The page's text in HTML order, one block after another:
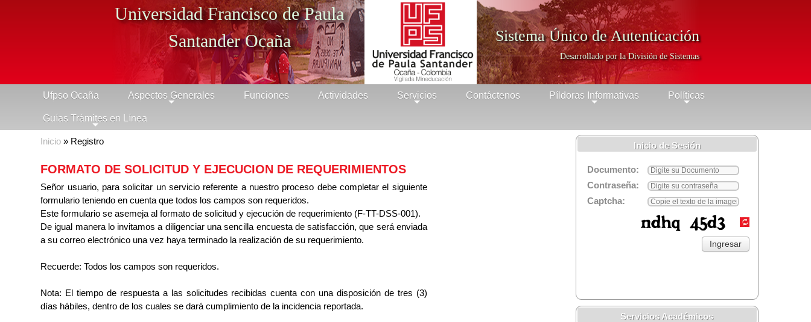
Universidad Francisco de Paula
Santander Ocaña
Sistema Único de Autenticación
Desarrollado por la División de Sistemas
Ufpso Ocaña
Aspectos Generales Funciones
Actividades
Servicios
Contáctenos
Píldoras Informativas
Políticas
+
Guías Trámites en Línea
Inicio » Registro
FORMATO DE SOLICITUD Y EJECUCION DE REQUERIMIENTOS
Señor usuario, para solicitar un servicio referente a nuestro proceso debe completar el siguiente
formulario teniendo en cuenta que todos los campos son requeridos.
Este formulario se asemeja al formato de solicitud y ejecución de requerimiento (F-TT-DSS-001).
De igual manera lo invitamos a diligenciar una sencilla encuesta de satisfacción, que será enviada
a su correo electrónico una vez haya terminado la realización de su requerimiento.
Recuerde: Todos los campos son requeridos.
Nota: El tiempo de respuesta a las solicitudes recibidas cuenta con una disposición de tres (3)
días hábiles, dentro de los cuales se dará cumplimiento de la incidencia reportada.
Inicio de Sesión
Documento:
Contraseña:
Captcha:
Servicios Académicos